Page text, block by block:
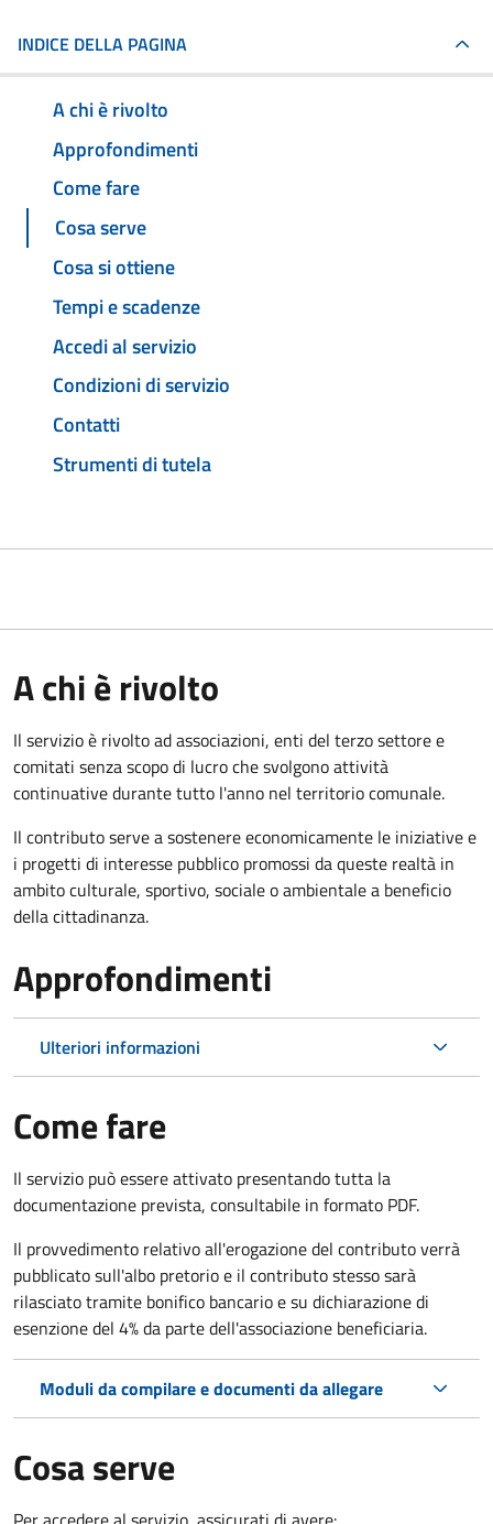
INDICE DELLA PAGINA
A chi è rivolto
Approfondimenti
Come fare
Cosa serve
Cosa si ottiene
Tempi e scadenze
Accedi al servizio
Condizioni di servizio
Contatti
Strumenti di tutela
A chi è rivolto
Il servizio è rivolto ad associazioni, enti del terzo settore e
comitati senza scopo di lucro che svolgono attività
continuative durante tutto l'anno nel territorio comunale.
Il contributo serve a sostenere economicamente le iniziative e
i progetti di interesse pubblico promossi da queste realtà in
ambito culturale, sportivo, sociale o ambientale a beneficio
della cittadinanza.
Approfondimenti
Ulteriori informazioni
Come fare
Il servizio può essere attivato presentando tutta la
documentazione prevista, consultabile in formato PDF.
Il provvedimento relativo all'erogazione del contributo verrà
pubblicato sull'albo pretorio e il contributo stesso sarà
rilasciato tramite bonifico bancario e su dichiarazione di
esenzione del 4% da parte dell'associazione beneficiaria.
Moduli da compilare e documenti da allegare
Cosa serve